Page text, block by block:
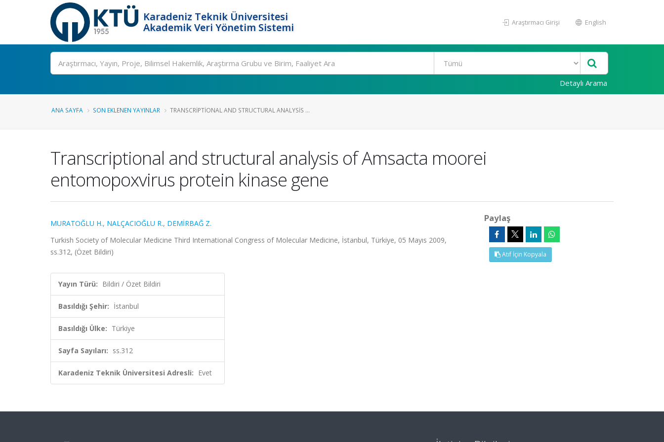
Karadeniz Teknik Üniversitesi
Akademik Veri Yönetim Sistemi
Araştırmacı Girişi English
Ara
Detaylı Arama
ANA SAYFA SON EKLENEN YAYINLAR TRANSCRIPTIONAL AND STRUCTURAL ANALYSIS ...
Transcriptional and structural analysis of Amsacta moorei
entomopoxvirus protein kinase gene
MURATOĞLU H., NALÇACIOĞLU R., DEMİRBAĞ Z.
Turkish Society of Molecular Medicine Third International Congress of Molecular Medicine, İstanbul, Türkiye, 05 Mayıs 2009,
ss.312, (Özet Bildiri)
Yayın Türü: Bildiri / Özet Bildiri
Basıldığı Şehir: İstanbul
Basıldığı Ülke: Türkiye
Sayfa Sayıları: ss.312
Karadeniz Teknik Üniversitesi Adresli: Evet
Paylaş
Atıf İçin Kopyala